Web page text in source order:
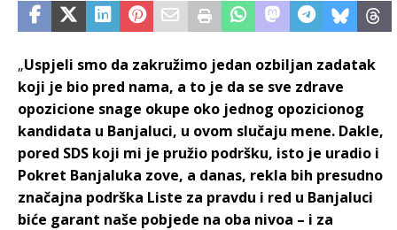
„Uspjeli smo da zakružimo jedan ozbiljan zadatak
koji je bio pred nama, a to je da se sve zdrave
opozicione snage okupe oko jednog opozicionog
kandidata u Banjaluci, u ovom slučaju mene. Dakle,
pored SDS koji mi je pružio podršku, isto je uradio i
Pokret Banjaluka zove, a danas, rekla bih presudno
značajna podrška Liste za pravdu i red u Banjaluci
biće garant naše pobjede na oba nivoa – i za